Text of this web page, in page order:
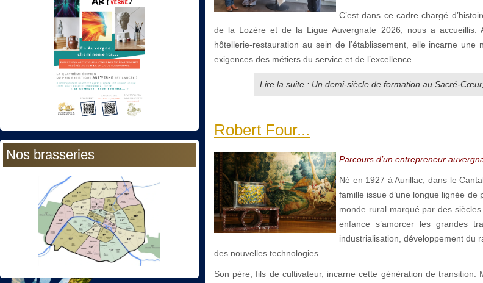
Nos brasseries
C’est dans ce cadre chargé
de la Lozère et de la Ligue Auvergnate 2026, nous a accueillis.
hôtellerie-restauration au sein de l’établissement, elle incarne une
exigences des métiers du service et de l’excellence.
Lire la suite : Un demi-siècle de formation au Sacré-
Robert Four...
Parcours d’un entrepreneur
Né en 1927 à Aurillac, dans le
famille issue d’une longue lignée de
monde rural marqué par des
enfance s’amorcer les grandes
industrialisation, développement du
des nouvelles technologies.
Son père, fils de cultivateur, incarne cette génération de transition.